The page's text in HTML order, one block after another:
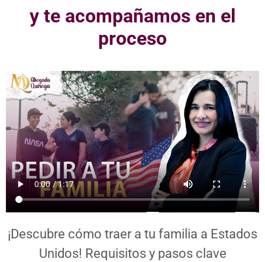
y te acompañamos en el
proceso
¡Descubre cómo traer a tu familia a Estados
Unidos! Requisitos y pasos clave